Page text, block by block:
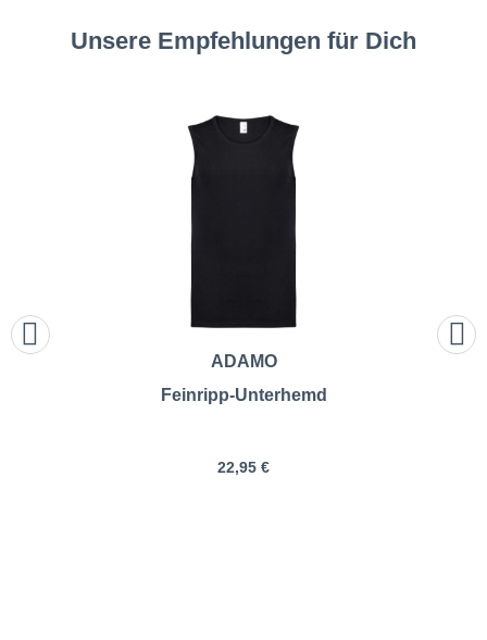
Unsere Empfehlungen für Dich
ADAMO
Feinripp-Unterhemd
22,95 €